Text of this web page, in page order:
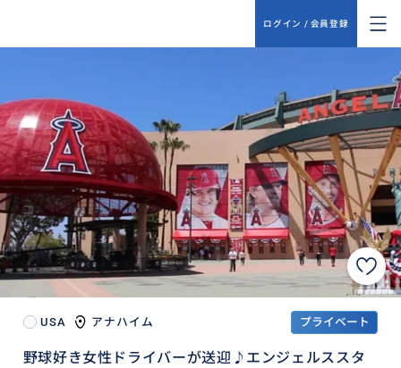
ログイン / 会員登録
USA アナハイム プライベート
野球好き女性ドライバーが送迎♪エンジェルススタ